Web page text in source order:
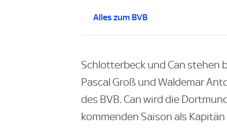
Alles zum BVB
Schlotterbeck und Can stehen
Pascal Groß und Waldemar
des BVB. Can wird die
kommenden Saison als